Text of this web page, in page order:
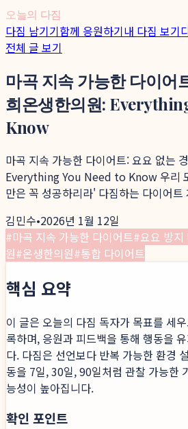
오늘의 다짐
다짐 남기기함께 응원하기내 다짐 보기
전체 글 보기
마곡 지속 가능한 다이어
희온생한의원:
Know
마곡 지속 가능한 다이어트: 요요 없는
Everything You Need to Know 우리
만은 꼭 성공하리라' 다짐하는 다이어
김민수•2026년 1월 12일
#마곡 지속 가능한 다이어트#요요 방지
원#온생한의원#통합 다이어트
핵심 요약
이 글은 오늘의 다짐 독자가 목표를 세
록하며, 응원과 피드백을 통해 행동을
다. 다짐은 선언보다 반복 가능한 환경
동을 7일, 30일, 90일처럼 관찰 가능한
능성이 높아집니다.
확인 포인트